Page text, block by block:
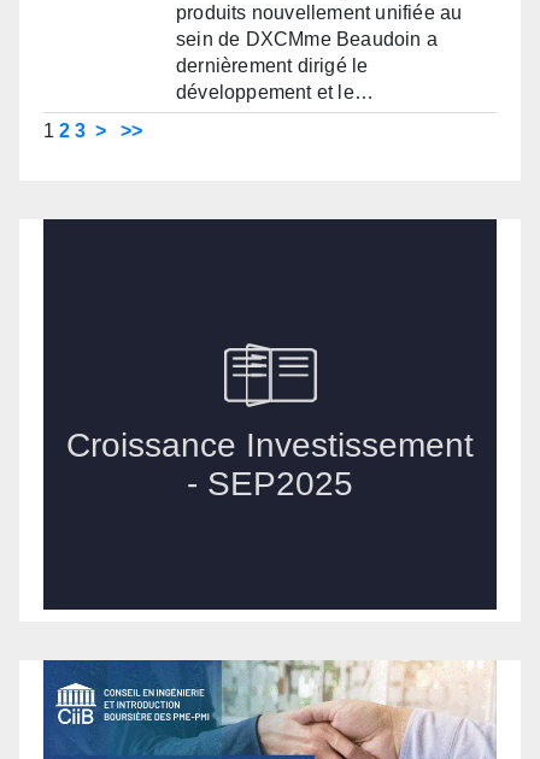
produits nouvellement unifiée au
sein de DXCMme Beaudoin a
dernièrement dirigé le
développement et le…
1 2 3 > >>